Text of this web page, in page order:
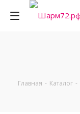
Главная - Каталог -